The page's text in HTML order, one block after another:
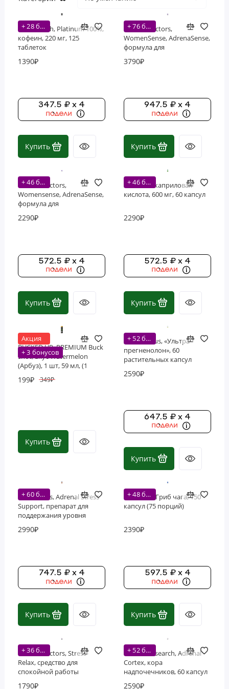
+ 28 бонусов
MuscleTech, Platinum 100%,
кофеин, 220 мг, 125
таблеток
1390₽
347.5 ₽ x 4
Купить
+ 76 бонусов
Natural Factors,
WomenSense, AdrenaSense,
формула для
вегетарианских капсул
3790₽
947.5 ₽ x 4
Купить
+ 46 бонусов
Natural Factors,
Womensense, AdrenaSense,
формула для
вегетарианских капсул
2290₽
572.5 ₽ x 4
Купить
+ 46 бонусов
Swanson, каприловая
кислота, 600 мг, 60 капсул
2290₽
572.5 ₽ x 4
Купить
Акция
+ 3 бонусов
BUCKED UP, PREMIUM Buck
shot, вкус Watermelon
(Арбуз), 1 шт, 59 мл, (1
199₽ 349₽
Купить
+ 52 бонусов
NaturesPlus, «Ультра
прегненолон», 60
растительных капсул
2590₽
647.5 ₽ x 4
Купить
+ 60 бонусов
Now Foods, Adrenal Stress
Support, препарат для
поддержания уровня
растительных капсул
2990₽
747.5 ₽ x 4
Купить
+ 48 бонусов
Nutricost, Гриб чага, 150
капсул (75 порций)
2390₽
597.5 ₽ x 4
Купить
+ 36 бонусов
Natural Factors, Stress-
Relax, средство для
спокойной работы
1790₽
+ 52 бонусов
Thorne Research, Adrenal
Cortex, кора
надпочечников, 60 капсул
2590₽